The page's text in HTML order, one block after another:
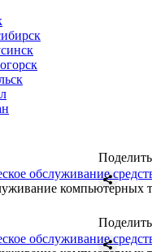
обслуживание
компьютерных
обслуживание